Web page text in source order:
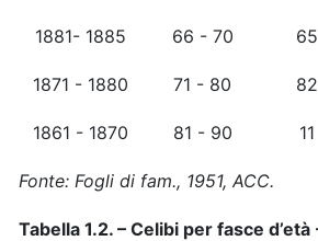
1881- 1885 66 - 70 65
1871 - 1880 71 - 80 82
1861 - 1870 81 - 90 11
Fonte: Fogli di fam., 1951, ACC.
Tabella 1.2. – Celibi per fasce d’età